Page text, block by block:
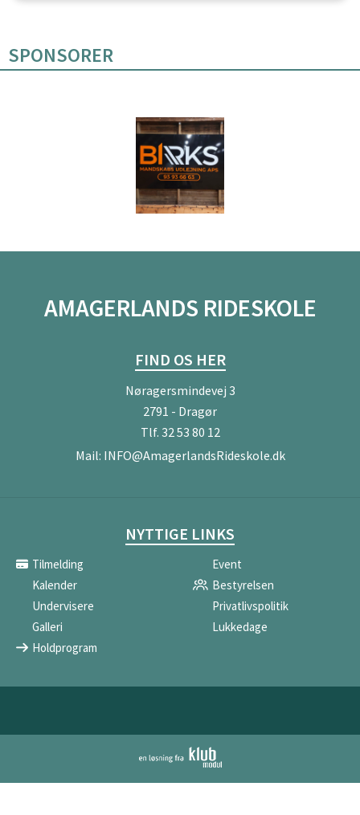
SPONSORER
AMAGERLANDS RIDESKOLE
FIND OS HER
Nøragersmindevej 3
2791 - Dragør
Tlf. 32 53 80 12
Mail: INFO@AmagerlandsRideskole.dk
NYTTIGE LINKS
Tilmelding
Event
Kalender
Bestyrelsen
Undervisere
Privatlivspolitik
Galleri
Lukkedage
Holdprogram